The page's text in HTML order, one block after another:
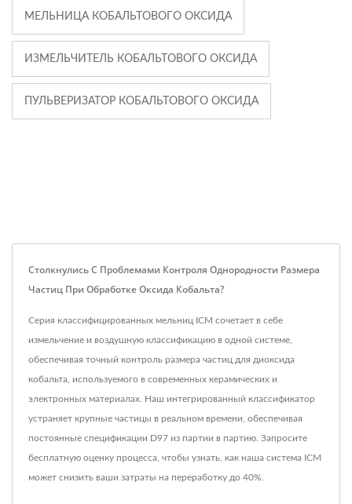
МЕЛЬНИЦА КОБАЛЬТОВОГО ОКСИДА
ИЗМЕЛЬЧИТЕЛЬ КОБАЛЬТОВОГО ОКСИДА
ПУЛЬВЕРИЗАТОР КОБАЛЬТОВОГО ОКСИДА
Столкнулись С Проблемами Контроля Однородности Размера
Частиц При Обработке Оксида Кобальта?
Серия классифицированных мельниц ICM сочетает в себе
измельчение и воздушную классификацию в одной системе,
обеспечивая точный контроль размера частиц для диоксида
кобальта, используемого в современных керамических и
электронных материалах. Наш интегрированный классификатор
устраняет крупные частицы в реальном времени, обеспечивая
постоянные спецификации D97 из партии в партию. Запросите
бесплатную оценку процесса, чтобы узнать, как наша система ICM
может снизить ваши затраты на переработку до 40%.